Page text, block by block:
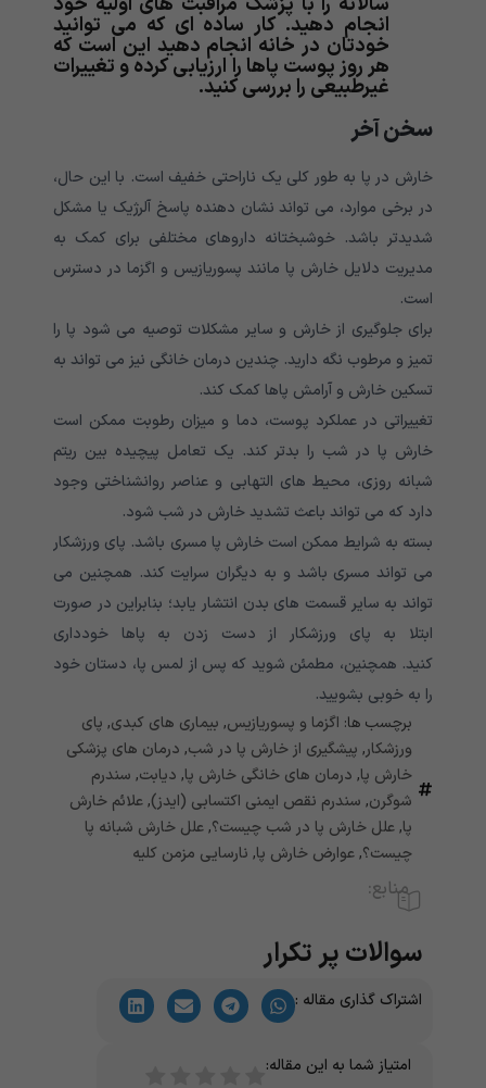
انجام دهید. کار ساده ای که می توانید
خودتان در خانه انجام دهید این است که
هر روز پوست پاها را ارزیابی کرده و تغییرات
غیرطبیعی را بررسی کنید.
سخن آخر
خارش در پا به طور کلی یک ناراحتی خفیف است. با این حال،
در برخی موارد، می تواند نشان دهنده پاسخ آلرژیک یا مشکل
شدیدتر باشد. خوشبختانه داروهای مختلفی برای کمک به
مدیریت دلایل خارش پا مانند پسوریازیس و اگزما در دسترس
است.
برای جلوگیری از خارش و سایر مشکلات توصیه می شود پا را
تمیز و مرطوب نگه دارید. چندین درمان خانگی نیز می تواند به
تسکین خارش و آرامش پاها کمک کند.
تغییراتی در عملکرد پوست، دما و میزان رطوبت ممکن است
خارش پا در شب را بدتر کند. یک تعامل پیچیده بین ریتم
شبانه روزی، محیط های التهابی و عناصر روانشناختی وجود
دارد که می تواند باعث تشدید خارش در شب شود.
بسته به شرایط ممکن است خارش پا مسری باشد. پای ورزشکار
می تواند مسری باشد و به دیگران سرایت کند. همچنین می
تواند به سایر قسمت های بدن انتشار یابد؛ بنابراین در صورت
ابتلا به پای ورزشکار از دست زدن به پاها خودداری
کنید. همچنین، مطمئن شوید که پس از لمس پا، دستان خود
را به خوبی بشویید.
برچسب ها: اگزما و پسوریازیس, بیماری های کبدی, پای
ورزشکار, پیشگیری از خارش پا در شب, درمان های پزشکی
خارش پا, درمان های خانگی خارش پا, دیابت, سندرم
شوگرن, سندرم نقص ایمنی اکتسابی (ایدز),علائم خارش
پا,علل خارش پا در شب چیست؟,علل خارش شبانه پا
چیست؟,عوارض خارش پا, نارسایی مزمن کلیه
منابع:
سوالات پر تکرار
اشتراک گذاری مقاله :
امتیاز شما به این مقاله: